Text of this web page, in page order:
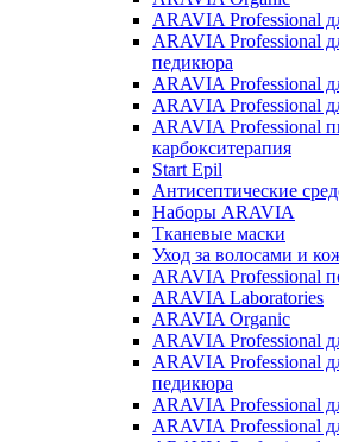
ARAVIA Professional
ARAVIA Professional
педикюра
ARAVIA Professional
ARAVIA Professional
ARAVIA Professional
карбокситерапия
Start Epil
Антисептические
Наборы ARAVIA
Тканевые маски
Уход за волосами и
ARAVIA Professional
ARAVIA Laboratories
ARAVIA Organic
ARAVIA Professional
ARAVIA Professional
педикюра
ARAVIA Professional
ARAVIA Professional